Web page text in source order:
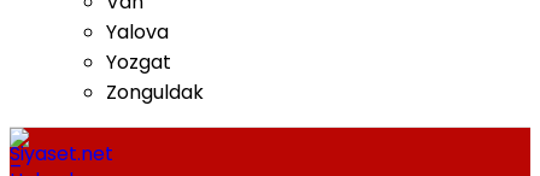
Yalova
Yozgat
Zonguldak